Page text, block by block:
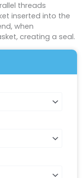
threads
inserted into the
when
creating a seal.